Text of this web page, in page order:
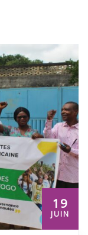
19
JUIN